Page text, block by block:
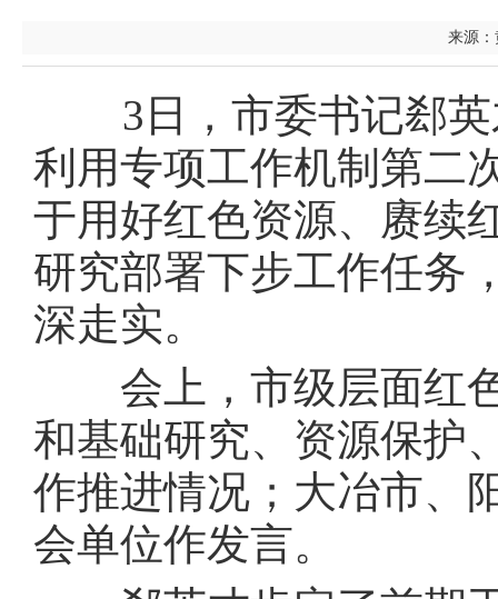
来源
3日，市委书记郄英
利用专项工作机制第二
于用好红色资源、赓续
研究部署下步工作任务
深走实。
会上，市级层面红色
和基础研究、资源保护
作推进情况；大冶市、
会单位作发言。